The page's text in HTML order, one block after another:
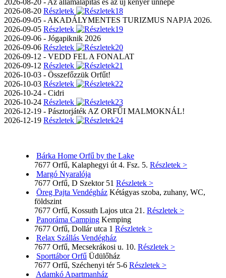
2026-08-20 - Az államalapítás és az új kenyér ünnepe
2026-08-20 Részletek
2026-09-05 - AKADÁLYMENTES TURIZMUS NAPJA 2026.
2026-09-05 Részletek
2026-09-06 - Jógapiknik 2026
2026-09-06 Részletek
2026-09-12 - VEDD FEL A FONALAT
2026-09-12 Részletek
2026-10-03 - Összefőzzük Orfűt!
2026-10-03 Részletek
2026-10-24 - Cidri
2026-10-24 Részletek
2026-12-19 - Pásztorjáték AZ ORFŰI MALMOKNÁL!
2026-12-19 Részletek
Bárka Home Orfű by the Lake
7677 Orfű, Kalaphegyi út 4. Fsz. 5. Részletek >
Margó Nyaralója
7677 Orfű, D Szektor 51 Részletek >
Öreg Pajta Vendégház Kétágyas szoba, zuhany, WC,
földszint
7677 Orfű, Kossuth Lajos utca 21. Részletek >
Panoráma Camping Kemping
7677 Orfű, Dollár utca 1 Részletek >
Relax Szállás Vendégház
7677 Orfű, Mecsekrákosi u. 10. Részletek >
Sporttábor Orfű Üdülőház
7677 Orfű, Széchenyi tér 5-6 Részletek >
Adamkó Apartmanház